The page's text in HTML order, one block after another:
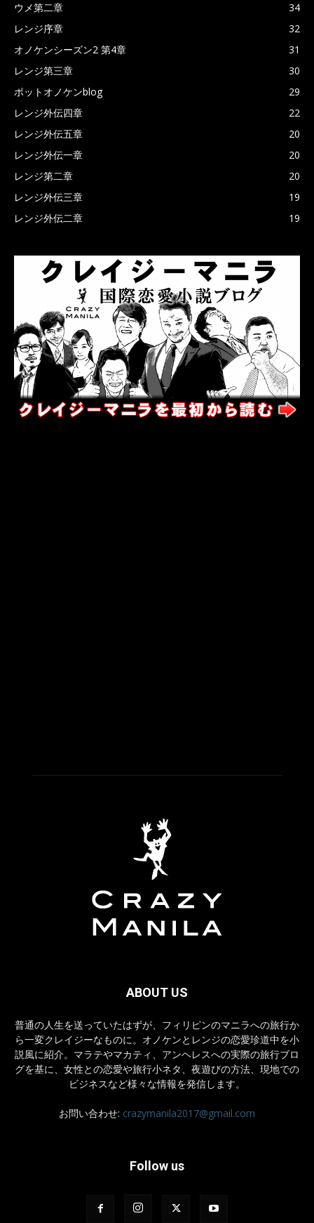
ウメ第二章
34
レンジ序章
32
オノケンシーズン2 第4章
31
レンジ第三章
30
ポットオノケンblog
29
レンジ外伝四章
22
レンジ外伝五章
20
レンジ外伝一章
20
レンジ第二章
20
レンジ外伝三章
19
レンジ外伝二章
19
ABOUT US
普通の人生を送っていたはずが、フィリピンのマニラへの旅行か
ら一変クレイジーなものに。オノケンとレンジの恋愛珍道中を小
説風に紹介。マラテやマカティ、アンヘレスへの実際の旅行ブロ
グを基に、女性との恋愛や旅行小ネタ、夜遊びの方法、現地での
ビジネスなど様々な情報を発信します。
お問い合わせ: crazymanila2017@gmail.com
Follow us